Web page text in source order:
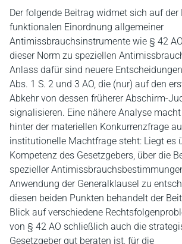
Der folgende Beitrag widmet sich auf der
funktionalen Einordnung allgemeiner
Antimissbrauchsinstrumente wie § 42
dieser Norm zu speziellen
Anlass dafür sind neuere
Abs. 1 S. 2 und 3 AO, die (nur) auf den
Abkehr von dessen früherer Abschirm-
signalisieren. Eine nähere Analyse
hinter der materiellen Konkurrenzfrage
institutionelle Machtfrage steht: Liegt es
Kompetenz des Gesetzgebers, über die
spezieller
Anwendung der Generalklausel zu
diesen beiden Punkten behandelt der
Blick auf verschiedene
von § 42 AO schließlich auch die
Gesetzgeber gut beraten ist, für die